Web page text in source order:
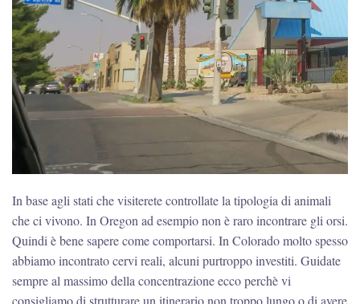
In base agli stati che visiterete controllate la tipologia di animali
che ci vivono. In Oregon ad esempio non è raro incontrare gli orsi.
Quindi è bene sapere come comportarsi. In Colorado molto spesso
abbiamo incontrato cervi reali, alcuni purtroppo investiti. Guidate
sempre al massimo della concentrazione ecco perchè vi
consigliamo di strutturare un itinerario non troppo lungo o di avere